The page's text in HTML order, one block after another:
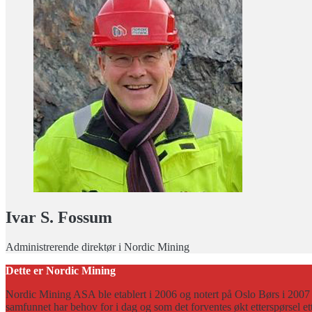
Ivar S. Fossum
Administrerende direktør i Nordic Mining
Dette er Nordic Mining
Nordic Mining ASA ble etablert i 2006 og notert på Oslo Børs i
samfunnet har behov for i dag og som det forventes økt etterspørsel